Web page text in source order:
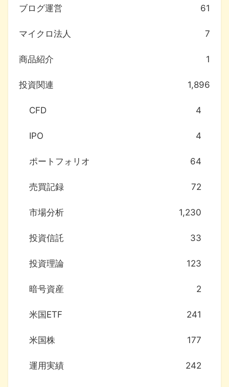
ブログ運営 61
マイクロ法人 7
商品紹介 1
投資関連 1,896
CFD 4
IPO 4
ポートフォリオ 64
売買記録 72
市場分析 1,230
投資信託 33
投資理論 123
暗号資産 2
米国ETF 241
米国株 177
運用実績 242